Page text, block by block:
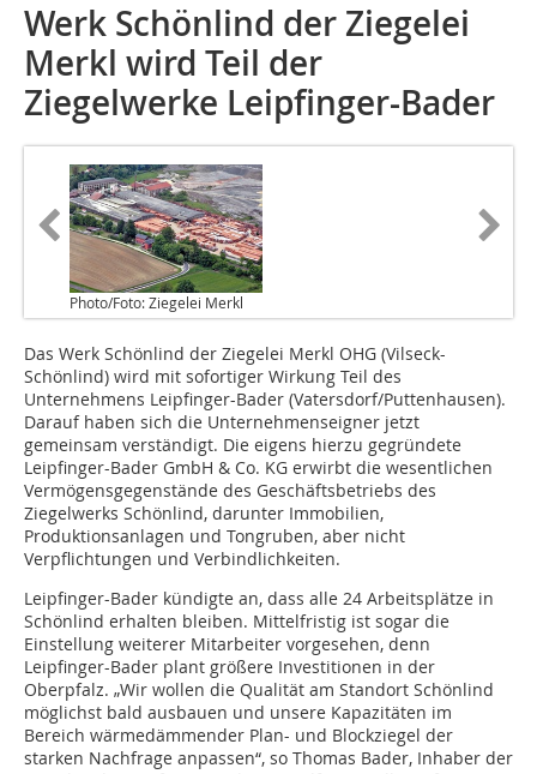
Werk Schönlind der Ziegelei
Merkl wird Teil der
Ziegelwerke Leipfinger-Bader
Photo/Foto: Ziegelei Merkl
Das Werk Schönlind der Ziegelei Merkl OHG (Vilseck-
Schönlind) wird mit sofortiger Wirkung Teil des
Unternehmens Leipfinger-Bader (Vatersdorf/Puttenhausen).
Darauf haben sich die Unternehmenseigner jetzt
gemeinsam verständigt. Die eigens hierzu gegründete
Leipfinger-Bader GmbH & Co. KG erwirbt die wesentlichen
Vermögensgegenstände des Geschäftsbetriebs des
Ziegelwerks Schönlind, darunter Immobilien,
Produktionsanlagen und Tongruben, aber nicht
Verpflichtungen und Verbindlichkeiten.
Leipfinger-Bader kündigte an, dass alle 24 Arbeitsplätze in
Schönlind erhalten bleiben. Mittelfristig ist sogar die
Einstellung weiterer Mitarbeiter vorgesehen, denn
Leipfinger-Bader plant größere Investitionen in der
Oberpfalz. „Wir wollen die Qualität am Standort Schönlind
möglichst bald ausbauen und unsere Kapazitäten im
Bereich wärmedämmender Plan- und Blockziegel der
starken Nachfrage anpassen“, so Thomas Bader, Inhaber der